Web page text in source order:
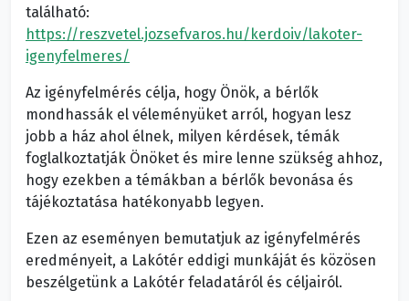
található:
https://reszvetel.jozsefvaros.hu/kerdoiv/lakoter-
igenyfelmeres/
Az igényfelmérés célja, hogy Önök, a bérlők
mondhassák el véleményüket arról, hogyan lesz
jobb a ház ahol élnek, milyen kérdések, témák
foglalkoztatják Önöket és mire lenne szükség ahhoz,
hogy ezekben a témákban a bérlők bevonása és
tájékoztatása hatékonyabb legyen.
Ezen az eseményen bemutatjuk az igényfelmérés
eredményeit, a Lakótér eddigi munkáját és közösen
beszélgetünk a Lakótér feladatáról és céljairól.